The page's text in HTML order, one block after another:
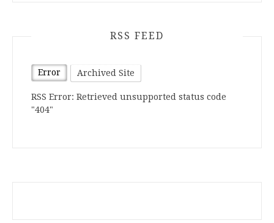
RSS FEED
Error Archived Site
RSS Error: Retrieved unsupported status code
"404"